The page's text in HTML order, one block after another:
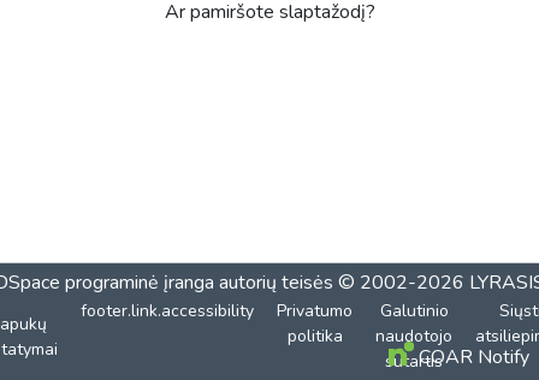
Ar pamiršote slaptažodį?
programinė įranga autorių teisės © 2002-2026
footer.link.accessibility
Privatumo
politika
Galutinio
naudotojo
sutartisCOAR Notify